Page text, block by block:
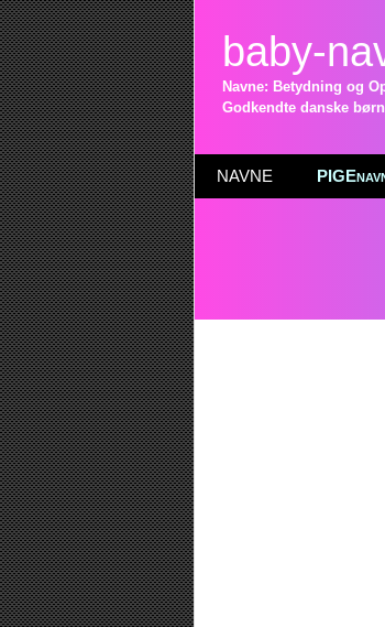
baby-
Navne: Betydning og
Godkendte danske
NAVNE